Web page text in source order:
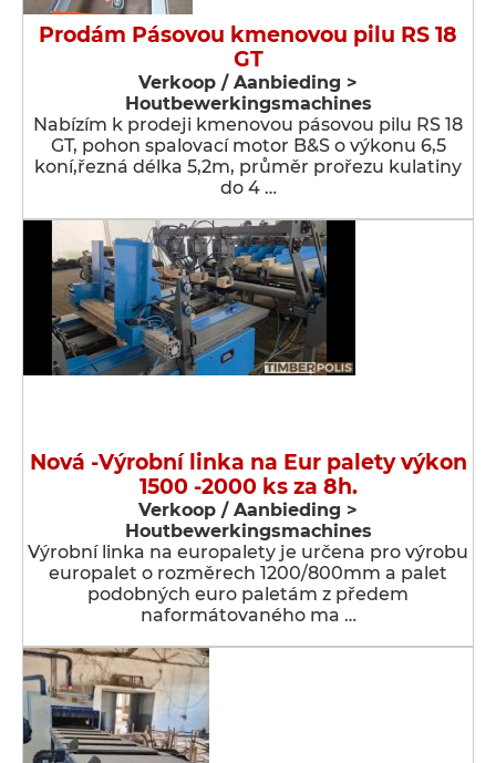
Prodám Pásovou kmenovou pilu RS 18
GT
Verkoop / Aanbieding >
Houtbewerkingsmachines
Nabízím k prodeji kmenovou pásovou pilu RS 18
GT, pohon spalovací motor B&S o výkonu 6,5
koní,řezná délka 5,2m, průměr prořezu kulatiny
do 4 …
Nová -Výrobní linka na Eur palety výkon
1500 -2000 ks za 8h.
Verkoop / Aanbieding >
Houtbewerkingsmachines
Výrobní linka na europalety je určena pro výrobu
europalet o rozměrech 1200/800mm a palet
podobných euro paletám z předem
naformátovaného ma …